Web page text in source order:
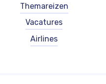
Themareizen
Vacatures
Airlines